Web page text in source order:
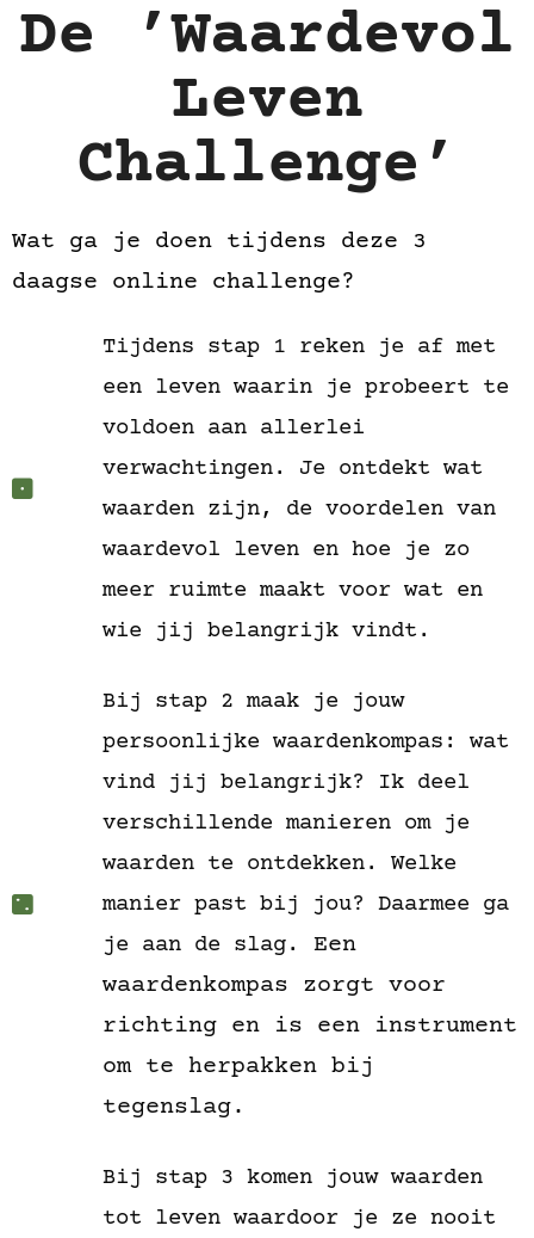
De ’Waardevol
Leven
Challenge’
Wat ga je doen tijdens deze 3
daagse online challenge?
Tijdens stap 1 reken je af met
een leven waarin je probeert te
voldoen aan allerlei
verwachtingen. Je ontdekt wat
waarden zijn, de voordelen van
waardevol leven en hoe je zo
meer ruimte maakt voor wat en
wie jij belangrijk vindt.
Bij stap 2 maak je jouw
persoonlijke waardenkompas: wat
vind jij belangrijk? Ik deel
verschillende manieren om je
waarden te ontdekken. Welke
manier past bij jou? Daarmee ga
je aan de slag.
Een
waardenkompas zorgt voor
richting en is een instrument
om te herpakken bij
tegenslag.
Bij stap 3 komen jouw waarden
tot leven waardoor je ze nooit